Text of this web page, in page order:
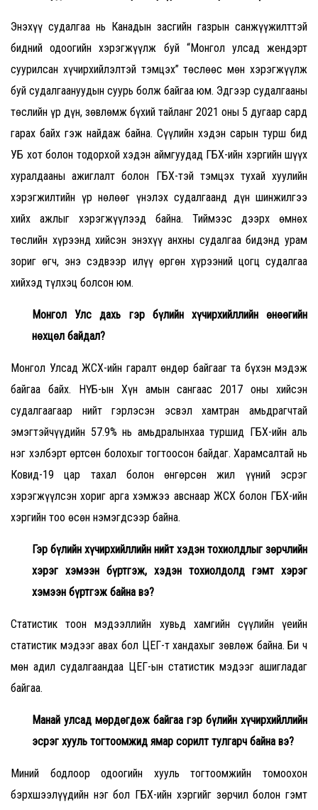
Энэхүү судалгаа нь Канадын засгийн газрын санжүүжилттэй
бидний одоогийн хэрэгжүүлж буй “Монгол улсад жендэрт
суурилсан хүчирхийлэлтэй тэмцэх” төслөөс мөн хэрэгжүүлж
буй судалгаануудын суурь болж байгаа юм. Эдгээр судалгааны
төслийн үр дүн, зөвлөмж бүхий тайланг 2021 оны 5 дугаар сард
гарах байх гэж найдаж байна. Сүүлийн хэдэн сарын турш бид
УБ хот болон тодорхой хэдэн аймгуудад ГБХ-ийн хэргийн шүүх
хуралдааны ажиглалт болон ГБХ-тэй тэмцэх тухай хуулийн
хэрэгжилтийн үр нөлөөг үнэлэх судалгаанд дүн шинжилгээ
хийх ажлыг хэрэгжүүлээд байна. Тиймээс дээрх өмнөх
төслийн хүрээнд хийсэн энэхүү анхны судалгаа бидэнд урам
зориг өгч, энэ сэдвээр илүү өргөн хүрээний цогц судалгаа
хийхэд түлхэц болсон юм.
Монгол Улс дахь гэр бүлийн хүчирхийллийн өнөөгийн
нөхцөл байдал?
Монгол Улсад ЖСХ-ийн гаралт өндөр байгааг та бүхэн мэдэж
байгаа байх. НҮБ-ын Хүн амын сангаас 2017 оны хийсэн
судалгаагаар нийт гэрлэсэн эсвэл хамтран амьдрагчтай
эмэгтэйчүүдийн 57.9% нь амьдралынхаа туршид ГБХ-ийн аль
нэг хэлбэрт өртсөн болохыг тогтоосон байдаг. Харамсалтай нь
Ковид-19 цар тахал болон өнгөрсөн жил үүний эсрэг
хэрэгжүүлсэн хориг арга хэмжээ авснаар ЖСХ болон ГБХ-ийн
хэргийн тоо өсөн нэмэгдсээр байна.
Гэр бүлийн хүчирхийллийн нийт хэдэн тохиолдлыг зөрчлийн
хэрэг хэмээн бүртгэж, хэдэн тохиолдолд гэмт хэрэг
хэмээн бүртгэж байна вэ?
Статистик тоон мэдээллийн хувьд хамгийн сүүлийн үеийн
статистик мэдээг авах бол ЦЕГ-т хандахыг зөвлөж байна. Би ч
мөн адил судалгаандаа ЦЕГ-ын статистик мэдээг ашигладаг
байгаа.
Манай улсад мөрдөгдөж байгаа гэр бүлийн хүчирхийллийн
эсрэг хууль тогтоомжид ямар сорилт тулгарч байна вэ?
Миний бодлоор одоогийн хууль тогтоомжийн томоохон
бэрхшээлүүдийн нэг бол ГБХ-ийн хэргийг зөрчил болон гэмт